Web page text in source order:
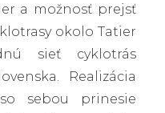
a možnosť prejsť
okolo Tatier
sieť cyklotrás
Realizácia
sebou prinesie